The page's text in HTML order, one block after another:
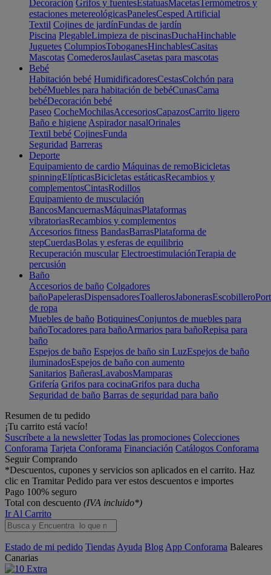
Decoración Grifos y fuentesEstatuasMacetasTermómetros y
estaciones metereológicasPanelesCesped Artificial
Textil Cojines de jardínFundas de jardín
Piscina PlegableLimpieza de piscinasDuchaHinchable
Juguetes ColumpiosToboganesHinchablesCasitas
Mascotas ComederosJaulasCasetas para mascotas
Bebé
Habitación bebé HumidificadoresCestasColchón para
bebéMuebles para habitación de bebéCunasCama
bebéDecoración bebé
Paseo CocheMochilasAccesoriosCapazosCarrito ligero
Baño e higiene Aspirador nasalOrinales
Textil bebé CojinesFunda
Seguridad Barreras
Deporte
Equipamiento de cardio Máquinas de remoBicicletas
spinningElípticasBicicletas estáticasRecambios y
complementosCintasRodillos
Equipamiento de musculación
BancosMancuernasMáquinasPlataformas
vibratoriasRecambios y complementos
Accesorios fitness BandasBarrasPlataforma de
stepCuerdasBolas y esferas de equilibrio
Recuperación muscular ElectroestimulaciónTerapia de
percusión
Baño
Accesorios de baño Colgadores
bañoPapelerasDispensadoresToallerosJabonerasEscobillero
de ropa
Muebles de baño BotiquinesConjuntos de muebles para
bañoTocadores para bañoArmarios para bañoRepisa para
baño
Espejos de baño Espejos de baño sin LuzEspejos de baño
iluminadosEspejos de baño con aumento
Sanitarios BañerasLavabosMamparas
Grifería Grifos para cocinaGrifos para ducha
Seguridad de baño Barras de seguridad para baño
Resumen de tu pedido
¡Tu carrito está vacío!
Suscríbete a la newsletter Todas las promociones Colecciones
Conforama Tarjeta Conforama Financiación Catálogos Conforama
Seguir Comprando
*Descuentos, cupones y servicios son aplicados en el carrito. Haz
clic en Tramitar Pedido para ver estos descuentos e importes
Pago 100% seguro
Total con descuento (IVA incluido*)
Ir Al Carrito
Estado de mi pedido Tiendas Ayuda Blog App Conforama Baleares
Canarias